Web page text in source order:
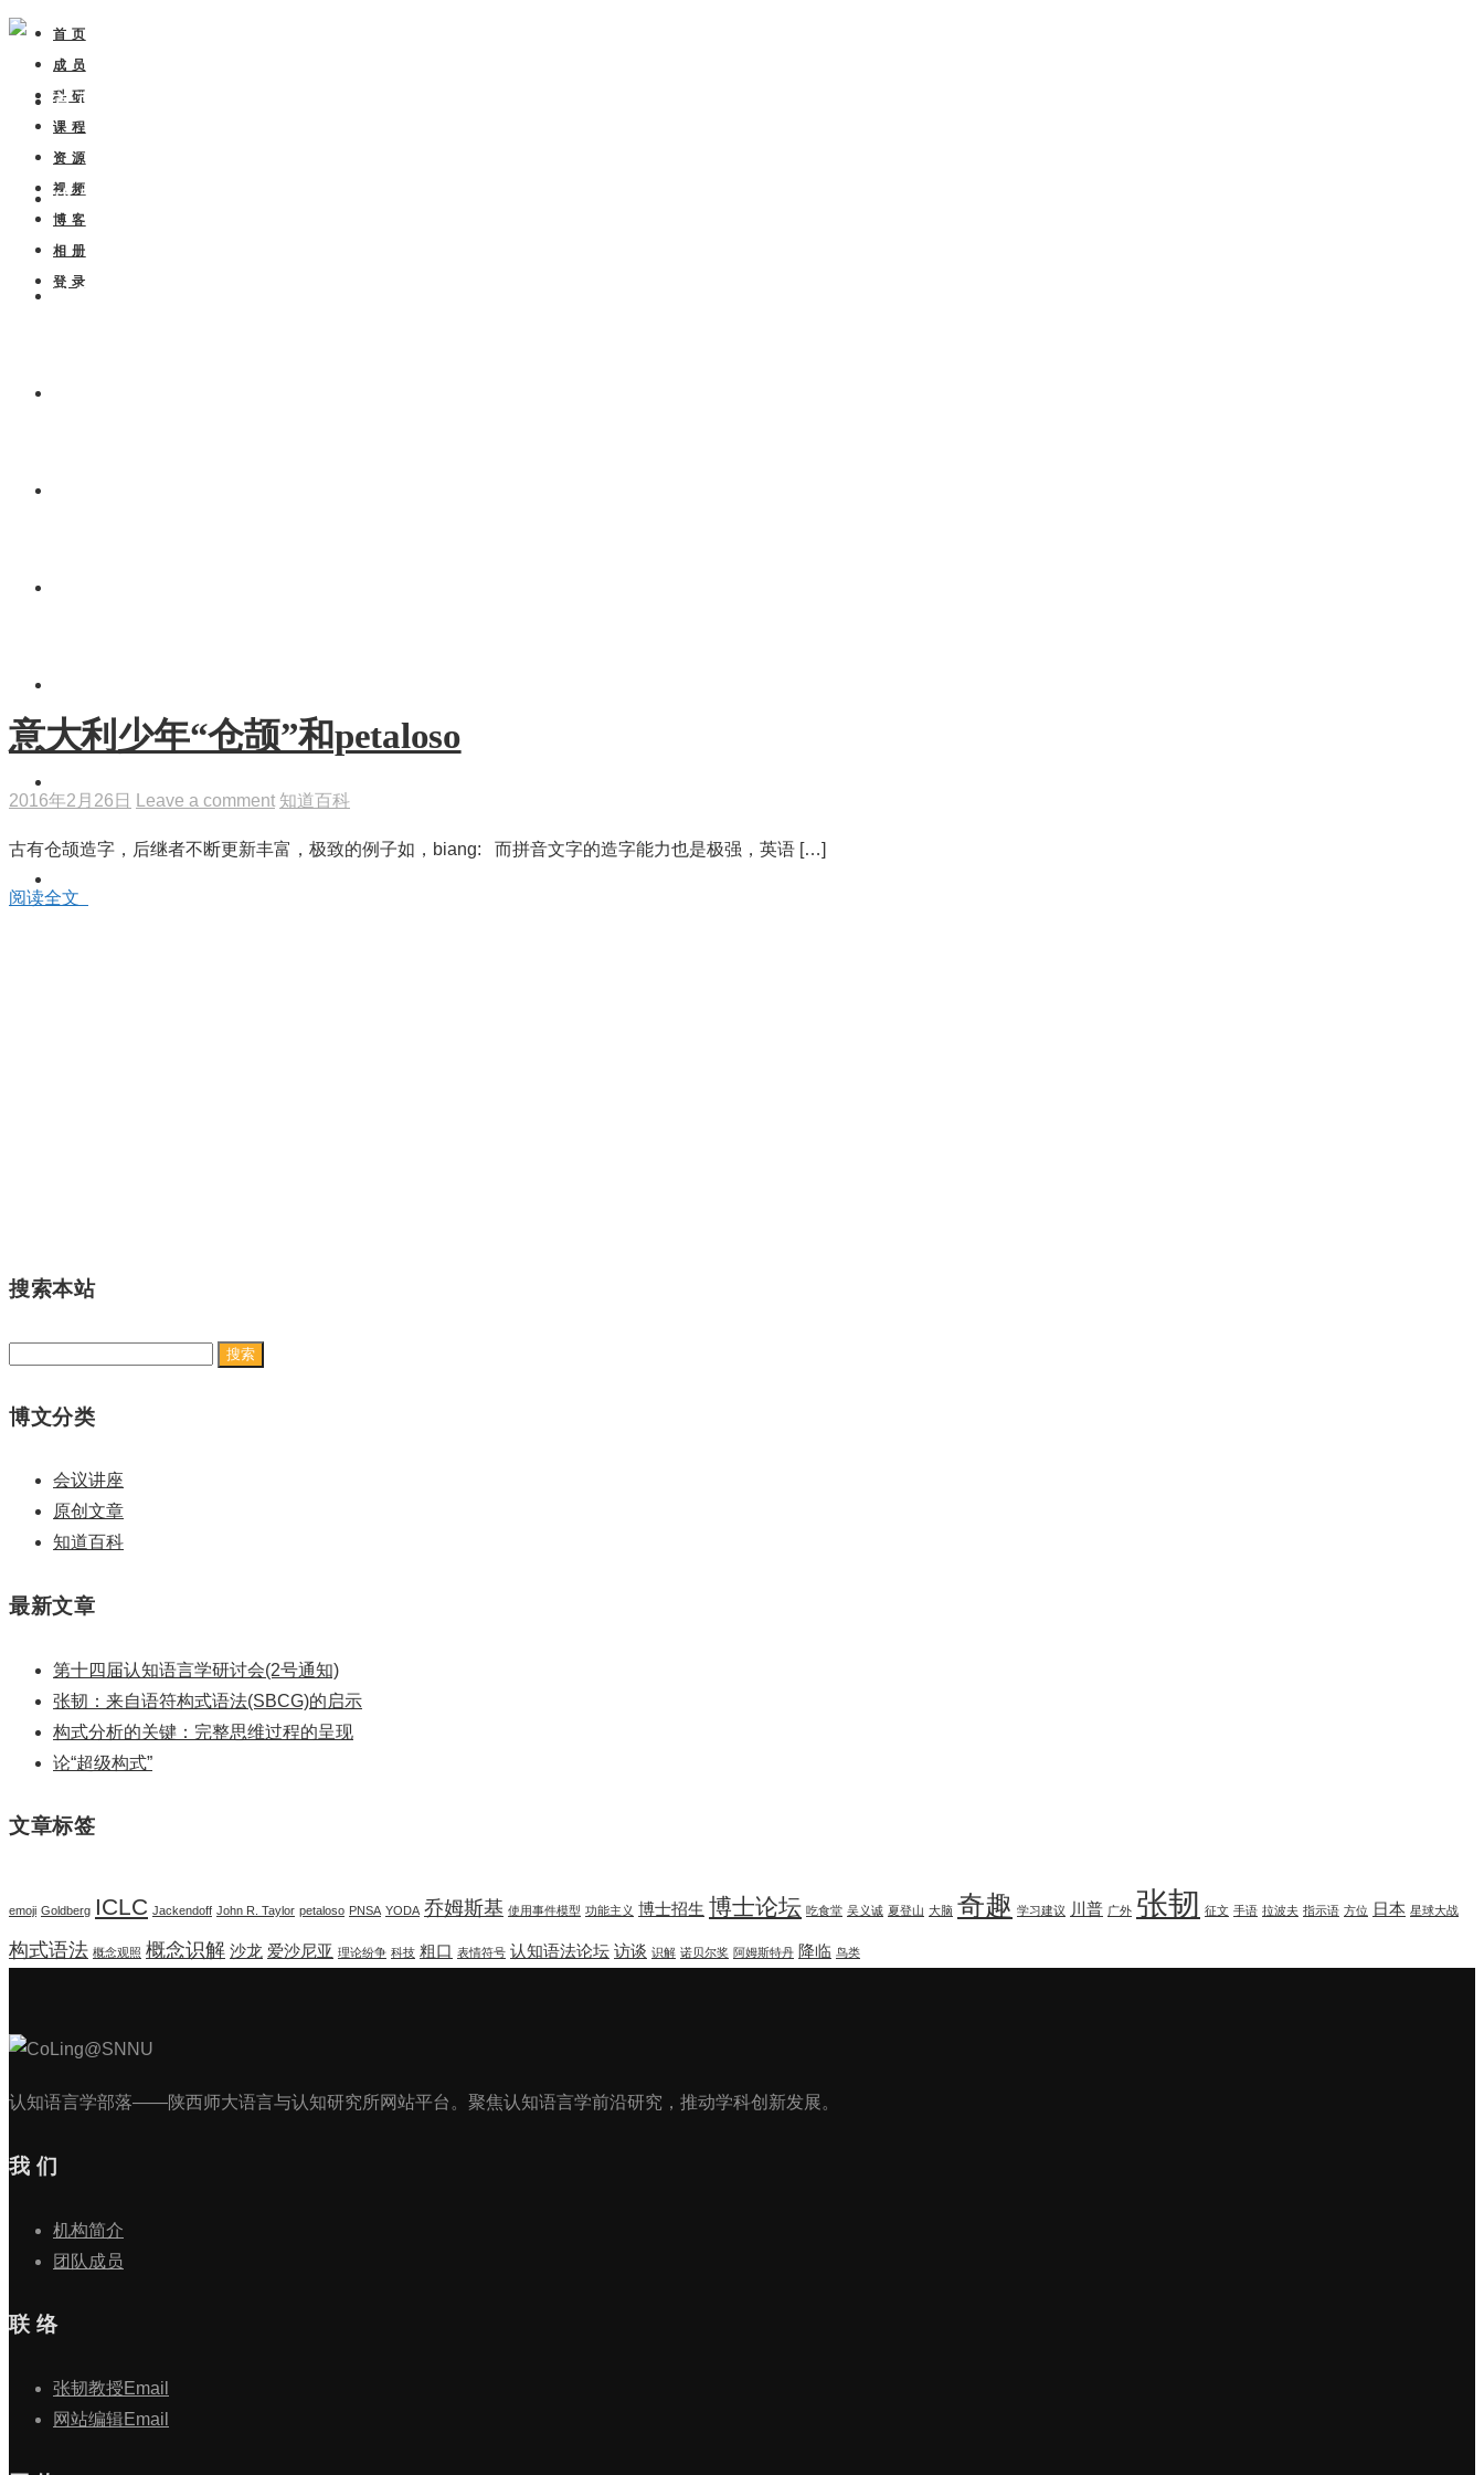
首 页
成 员
科 研
首 页
成 员
科 研
课 程
资 源
视 频
博 客
相 册
登 录
意大利少年“仓颉”和petaloso
2016年2月26日 Leave a comment 知道百科
古有仓颉造字，后继者不断更新丰富，极致的例子如，biang: 而拼音文字的造字能力也是极强，英语 […]
阅读全文
搜索本站
博文分类
会议讲座
原创文章
知道百科
最新文章
第十四届认知语言学研讨会(2号通知)
张韧：来自语符构式语法(SBCG)的启示
构式分析的关键：完整思维过程的呈现
论“超级构式”
文章标签
emoji Goldberg ICLC Jackendoff John R. Taylor petaloso PNSA YODA 乔姆斯基 使用事件模型 功能主义 博士招生 博士论坛 吃食堂 吴义诚 夏登山 大脑 奇趣 学习建议 川普 广外 张韧 征文 手语 拉波夫 指示语 方位 日本 星球大战
构式语法 概念观照 概念识解 沙龙 爱沙尼亚 理论纷争 科技 粗口 表情符号 认知语法论坛 访谈 识解 诺贝尔奖 阿姆斯特丹 降临 鸟类
认知语言学部落——陕西师大语言与认知研究所网站平台。聚焦认知语言学前沿研究，推动学科创新发展。
我 们
机构简介
团队成员
联 络
张韧教授Email
网站编辑Email